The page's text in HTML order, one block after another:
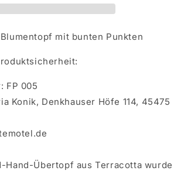
mit bunten Punkten
FP 005
Konik, Denkhauser Höfe 114, 45475
Hand-Übertopf aus Terracotta wurde